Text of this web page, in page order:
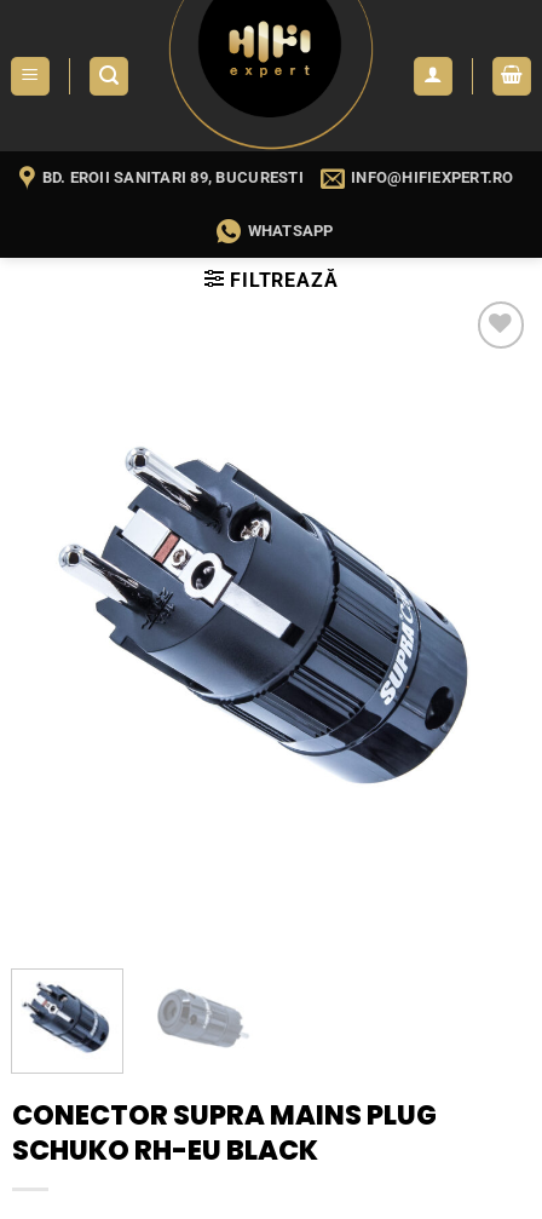
content
BD. EROII SANITARI 89, BUCURESTI INFO@HIFIEXPERT.RO
WHATSAPP
FILTREAZĂ
CONECTOR SUPRA MAINS PLUG
SCHUKO RH-EU BLACK